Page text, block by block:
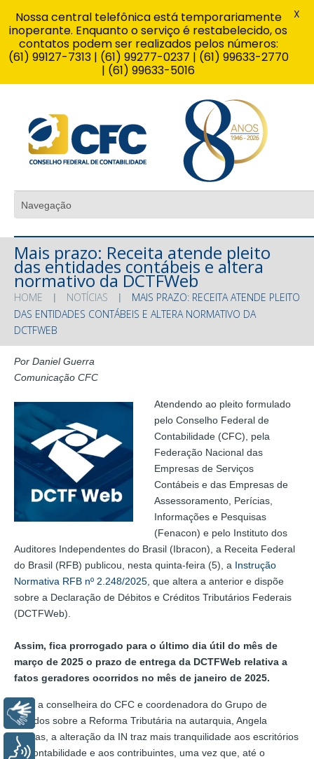
Mais prazo: Receita atende pleito
das entidades contábeis e altera
normativo da DCTFWeb
HOME NOTÍCIAS
MAIS PRAZO: RECEITA ATENDE PLEITO
DAS ENTIDADES CONTÁBEIS E ALTERA NORMATIVO DA
DCTFWEB
Por Daniel Guerra
Comunicação CFC
Atendendo ao pleito formulado
pelo Conselho Federal de
Contabilidade (CFC), pela
Federação Nacional das
Empresas de Serviços
Contábeis e das Empresas de
Assessoramento, Perícias,
Informações e Pesquisas
(Fenacon) e pelo Instituto dos
Auditores Independentes do Brasil (Ibracon), a Receita Federal
do Brasil (RFB) publicou, nesta quinta-feira (5), a Instrução
Normativa RFB nº 2.248/2025 , que altera a anterior e dispõe
sobre a Declaração de Débitos e Créditos Tributários Federais
(DCTFWeb).
Assim, fica prorrogado para o último dia útil do mês de
março de 2025 o prazo de entrega da DCTFWeb relativa a
fatos geradores ocorridos no mês de janeiro de 2025.
Para a conselheira do CFC e coordenadora do Grupo de
Estudos sobre a Reforma Tributária na autarquia, Angela
Dantas, a alteração da IN traz mais tranquilidade aos escritórios
de contabilidade e aos contribuintes, uma vez que, até o
Nossa central telefônica está temporariamente
inoperante. Enquanto o serviço é restabelecido, os
contatos podem ser realizados pelos números:
(61) 99127-7313 | (61) 99277-0237 | (61) 99633-2770
| (61) 99633-5016
X
Voz